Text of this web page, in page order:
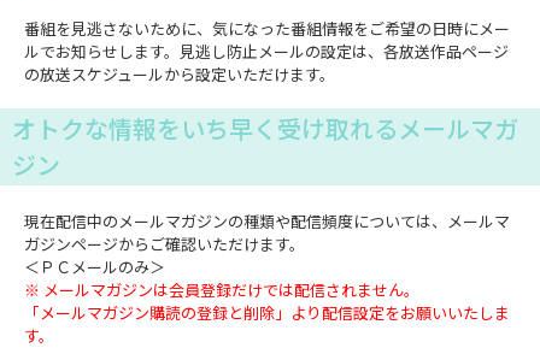
番組を見逃さないために、気になった番組情報をご希望の日時にメー
ルでお知らせします。見逃し防止メールの設定は、各放送作品ページ
の放送スケジュールから設定いただけます。
オトクな情報をいち早く受け取れるメールマガ
ジン
現在配信中のメールマガジンの種類や配信頻度については、メールマ
ガジンページからご確認いただけます。
＜ＰＣメールのみ＞
※ メールマガジンは会員登録だけでは配信されません。
「メールマガジン購読の登録と削除」より配信設定をお願いいたしま
す。